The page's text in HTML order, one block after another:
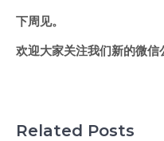
下周见。
欢迎大家关注我们新的微
Related Posts